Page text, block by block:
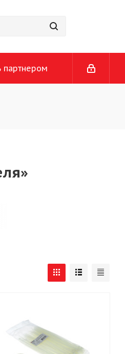
партнером